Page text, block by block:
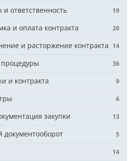
ответственность 19
и оплата контракта 20
и расторжение контракта 14
процедуры 36
и контракта 9
6
закупки 13
5
14